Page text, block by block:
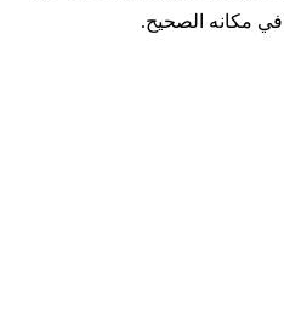
مكانه الصحيح.